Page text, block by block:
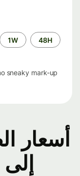
الفترة
الزمنية
48H
1W
sneaky mark-up
إلى CAD اليوم